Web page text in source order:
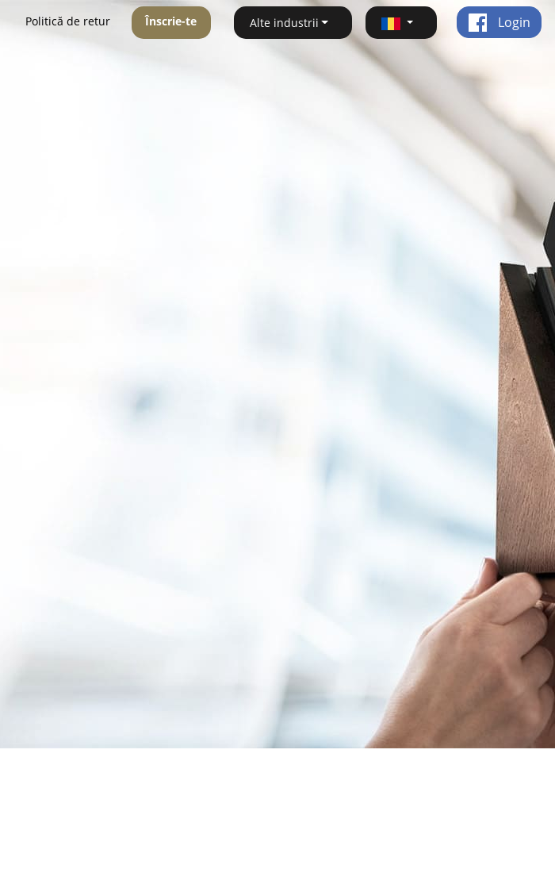
Politică de retur Înscrie-te Alte industrii Login